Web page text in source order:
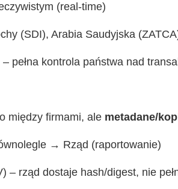
(real-time)
(SDI), Arabia Saudyjska
– pełna kontrola państwa nad
między firmami, ale metadane/
→ Rząd (raportowanie)
– rząd dostaje hash/digest, nie